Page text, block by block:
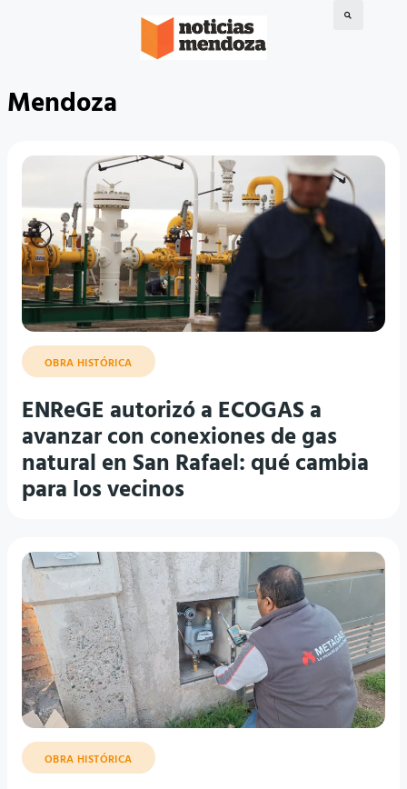
Mendoza
OBRA HISTÓRICA
ENReGE autorizó a ECOGAS a
avanzar con conexiones de gas
natural en San Rafael: qué cambia
para los vecinos
OBRA HISTÓRICA